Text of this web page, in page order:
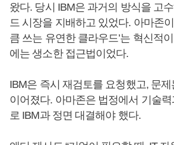
왔다. 당시 IBM은 과거의 방식을 고
드 시장을 지배하고 있었다. 아마존
큼 쓰는 유연한 클라우드’는 혁신적
에는 생소한 접근법이었다.
IBM은 즉시 재검토를 요청했고, 문제
이어졌다. 아마존은 법정에서 기술
로 IBM과 정면 대결해야 했다.